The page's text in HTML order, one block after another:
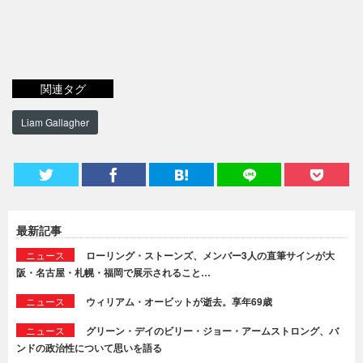
関連タグ
Liam Gallagher
最新記事
ニュース
ローリング・ストーンズ、メンバー3人の直筆サインが大
阪・名古屋・札幌・福岡で展示されること…
ニュース ウィリアム・オービットが逝去。享年69歳
ニュース
グリーン・デイのビリー・ジョー・アームストロング、バ
ンドの政治性について思いを語る